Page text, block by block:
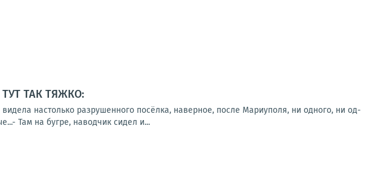
ТАК ТЯЖКО:
настолько разрушенного посёлка, наверное, после Мариуполя, ни одного, ни од-
Там на бугре, наводчик сидел и...